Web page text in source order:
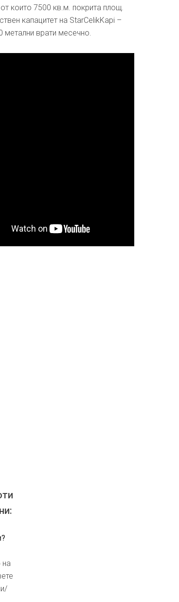
които 7500 кв.м. покрита площ.
капацитет на StarCelikKapi –
метални врати месечно.
на